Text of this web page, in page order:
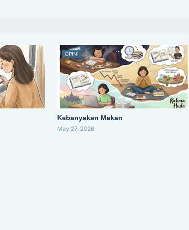
OPINI
Kebanyakan Makan
May 27, 2026